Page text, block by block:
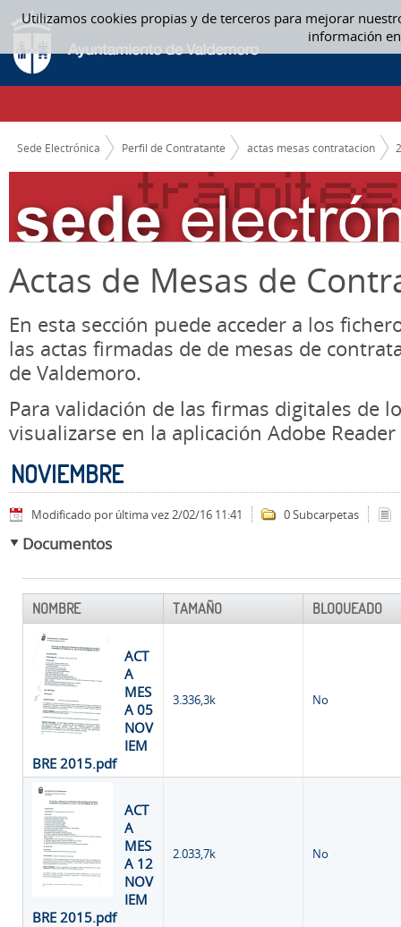
Utilizamos cookies propias y de terceros para mejorar
información
Saltar al contenido
NOVIEMBRE - ACTAS MESAS CONTRATACION
CAMINO DE MIGAS
Sede Electrónica Perfil de Contratante actas mesas contratacion
Actas de Mesas de
En esta sección puede acceder a los
las actas firmadas de de mesas de
de Valdemoro.
Para validación de las firmas digitales de
visualizarse en la aplicación Adobe Reader
NOVIEMBRE
Modificado por última vez 2/02/16 11:41 0 Subcarpetas
Documentos
NOMBRE TAMAÑO BLOQUEADO
ACT
A
MES
A 05
NOV
IEM
BRE 2015.pdf
3.336,3k No
ACT
A
MES
A 12
NOV
IEM
BRE 2015.pdf
2.033,7k No